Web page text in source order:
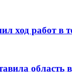
ход работ в
область